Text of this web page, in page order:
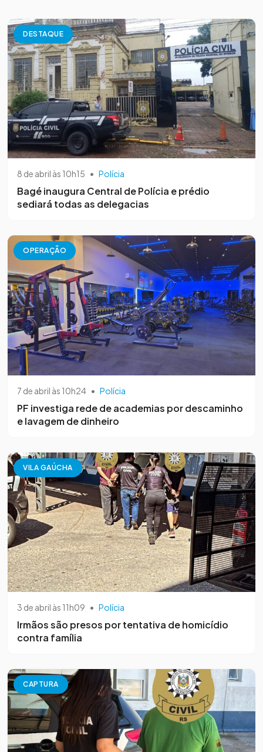
DESTAQUE
8 de abril às 10h15 • Polícia
Bagé inaugura Central de Polícia e prédio
sediará todas as delegacias
OPERAÇÃO
7 de abril às 10h24 • Polícia
PF investiga rede de academias por descaminho
e lavagem de dinheiro
VILA GAÚCHA
3 de abril às 11h09 • Polícia
Irmãos são presos por tentativa de homicídio
contra família
CAPTURA